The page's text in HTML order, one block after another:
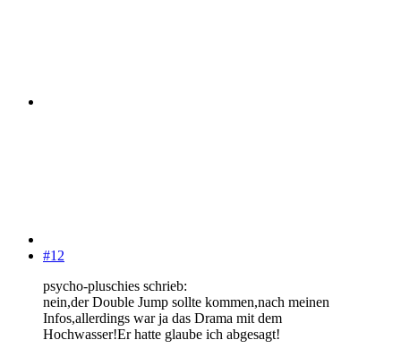
#12
psycho-pluschies schrieb:
nein,der Double Jump sollte kommen,nach meinen
Infos,allerdings war ja das Drama mit dem
Hochwasser!Er hatte glaube ich abgesagt!